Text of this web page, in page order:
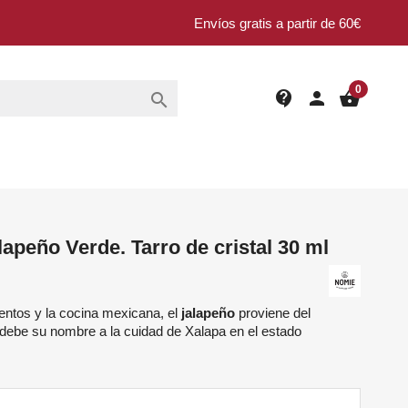
Envíos gratis a partir de 60€
 contact_support person shopping_basket
0
Verde. Tarro de cristal 30 ml
y la cocina mexicana, el jalapeño proviene del
su nombre a la cuidad de Xalapa en el estado